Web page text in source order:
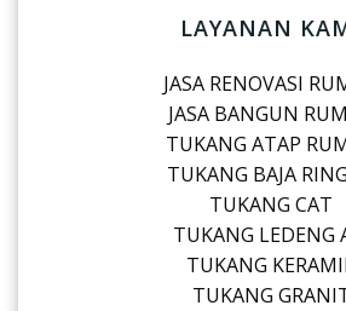
LAYANAN
JASA RENOVASI
JASA BANGUN
TUKANG ATAP
TUKANG BAJA
TUKANG CAT
TUKANG LEDENG
TUKANG
TUKANG